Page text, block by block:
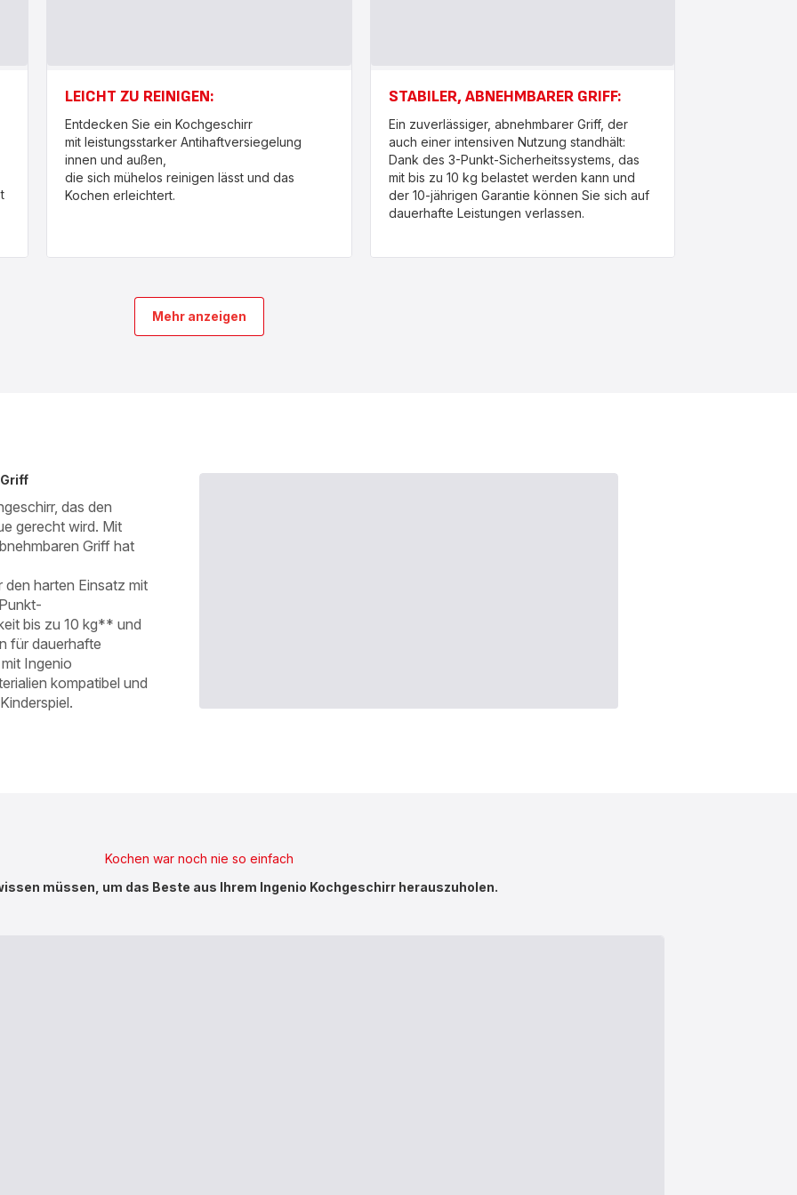
LEICHT ZU REINIGEN:
Entdecken Sie ein Kochgeschirr
mit leistungsstarker Antihaftversiegelung
innen und außen,
die sich mühelos reinigen lässt und das
Kochen erleichtert.
STABILER, ABNEHMBARER GRIFF:
Ein zuverlässiger, abnehmbarer Griff, der
auch einer intensiven Nutzung standhält:
Dank des 3-Punkt-Sicherheitssystems, das
mit bis zu 10 kg belastet werden kann und
der 10-jährigen Garantie können Sie sich auf
dauerhafte Leistungen verlassen.
Mehr anzeigen
das den
gerecht wird. Mit
Griff hat
harten Einsatz mit
bis zu 10 kg** und
für dauerhafte
Ingenio
kompatibel und
Kochen war noch nie so einfach
müssen, um das Beste aus Ihrem Ingenio Kochgeschirr herauszuholen.